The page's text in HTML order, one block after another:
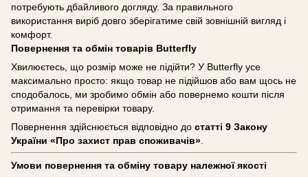
потребують дбайливого догляду. За правильного
використання виріб довго зберігатиме свій зовнішній вигляд і
комфорт.
Повернення та обмін товарів Butterfly
Хвилюєтесь, що розмір може не підійти? У Butterfly усе
максимально просто: якщо товар не підійшов або вам щось не
сподобалось, ми зробимо обмін або повернемо кошти після
отримання та перевірки товару.
Повернення здійснюється відповідно до статті 9 Закону
України «Про захист прав споживачів»
Умови повернення та обміну товару належної якості